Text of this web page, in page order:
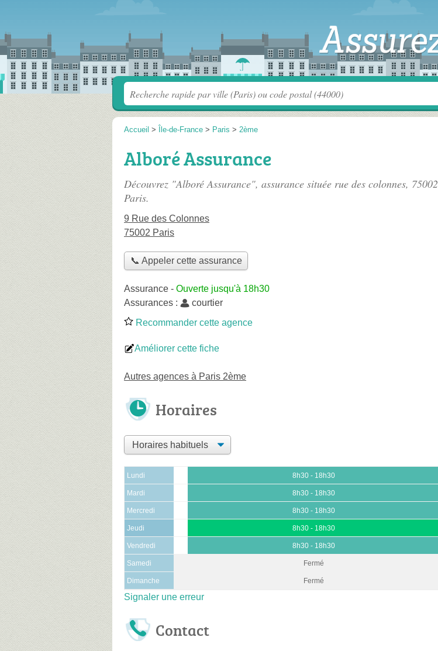
Accueil > Île-de-France > Paris > 2ème
Alboré Assurance
Découvrez "Alboré Assurance", assurance située rue des colonnes, 75002
Paris.
9 Rue des Colonnes
75002 Paris
📞 Appeler cette assurance
Assurance - Ouverte jusqu'à 18h30
Assurances :
courtier
Recommander cette agence
Améliorer cette fiche
Autres agences à Paris 2ème
Horaires
Lundi 8h30 - 18h30
Mardi 8h30 - 18h30
Mercredi 8h30 - 18h30
Jeudi 8h30 - 18h30
Vendredi 8h30 - 18h30
Samedi Fermé
Dimanche Fermé
Signaler une erreur
Contact